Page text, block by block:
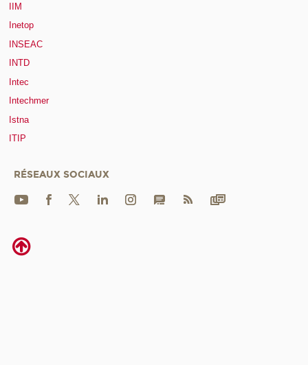
IIM
Inetop
INSEAC
INTD
Intec
Intechmer
Istna
ITIP
RÉSEAUX SOCIAUX